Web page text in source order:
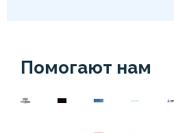
Помогают нам